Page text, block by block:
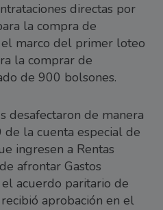
directas por
la compra de
marco del primer loteo
la comprar de
de 900 bolsones.
desafectaron de manera
la cuenta especial de
ingresen a Rentas
afrontar Gastos
el acuerdo paritario de
aprobación en el